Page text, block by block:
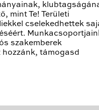
mint Te! Területi
cselekedhettek
szakemberek
hozzánk, támogasd